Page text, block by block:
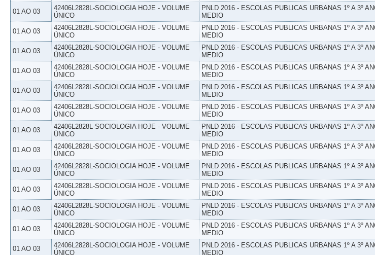
01 AO 03
42406L2828L-SOCIOLOGIA HOJE - VOLUME
ÚNICO
PNLD 2016 - ESCOLAS PUBLICAS URBANAS 1º A 3º
MEDIO
01 AO 03
42406L2828L-SOCIOLOGIA HOJE - VOLUME
ÚNICO
PNLD 2016 - ESCOLAS PUBLICAS URBANAS 1º A 3º
MEDIO
01 AO 03
42406L2828L-SOCIOLOGIA HOJE - VOLUME
ÚNICO
PNLD 2016 - ESCOLAS PUBLICAS URBANAS 1º A 3º
MEDIO
01 AO 03
42406L2828L-SOCIOLOGIA HOJE - VOLUME
ÚNICO
PNLD 2016 - ESCOLAS PUBLICAS URBANAS 1º A 3º
MEDIO
01 AO 03
42406L2828L-SOCIOLOGIA HOJE - VOLUME
ÚNICO
PNLD 2016 - ESCOLAS PUBLICAS URBANAS 1º A 3º
MEDIO
01 AO 03
42406L2828L-SOCIOLOGIA HOJE - VOLUME
ÚNICO
PNLD 2016 - ESCOLAS PUBLICAS URBANAS 1º A 3º
MEDIO
01 AO 03
42406L2828L-SOCIOLOGIA HOJE - VOLUME
ÚNICO
PNLD 2016 - ESCOLAS PUBLICAS URBANAS 1º A 3º
MEDIO
01 AO 03
42406L2828L-SOCIOLOGIA HOJE - VOLUME
ÚNICO
PNLD 2016 - ESCOLAS PUBLICAS URBANAS 1º A 3º
MEDIO
01 AO 03
42406L2828L-SOCIOLOGIA HOJE - VOLUME
ÚNICO
PNLD 2016 - ESCOLAS PUBLICAS URBANAS 1º A 3º
MEDIO
01 AO 03
42406L2828L-SOCIOLOGIA HOJE - VOLUME
ÚNICO
PNLD 2016 - ESCOLAS PUBLICAS URBANAS 1º A 3º
MEDIO
01 AO 03
42406L2828L-SOCIOLOGIA HOJE - VOLUME
ÚNICO
PNLD 2016 - ESCOLAS PUBLICAS URBANAS 1º A 3º
MEDIO
01 AO 03
42406L2828L-SOCIOLOGIA HOJE - VOLUME
ÚNICO
PNLD 2016 - ESCOLAS PUBLICAS URBANAS 1º A 3º
MEDIO
01 AO 03
42406L2828L-SOCIOLOGIA HOJE - VOLUME
ÚNICO
PNLD 2016 - ESCOLAS PUBLICAS URBANAS 1º A 3º
MEDIO